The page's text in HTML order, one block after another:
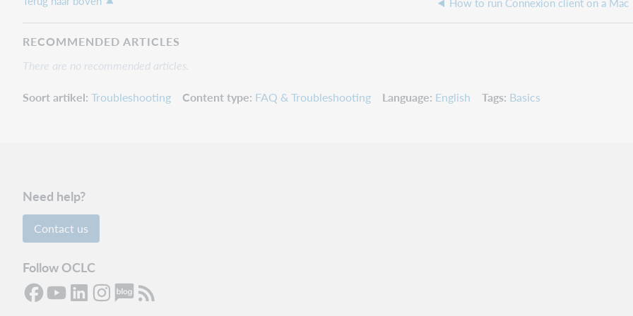
RECOMMENDED ARTICLES
There are no recommended articles.
Soort artikel Troubleshooting Content type FAQ & Troubleshooting Language English Tags Basics
Need help?
Contact us
Follow OCLC